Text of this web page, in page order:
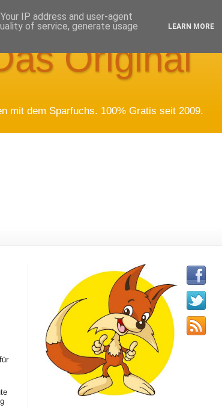
Original
mit dem Sparfuchs. 100% Gratis seit 2009.
IP address and user-agent
of service, generate usage
LEARN MORE